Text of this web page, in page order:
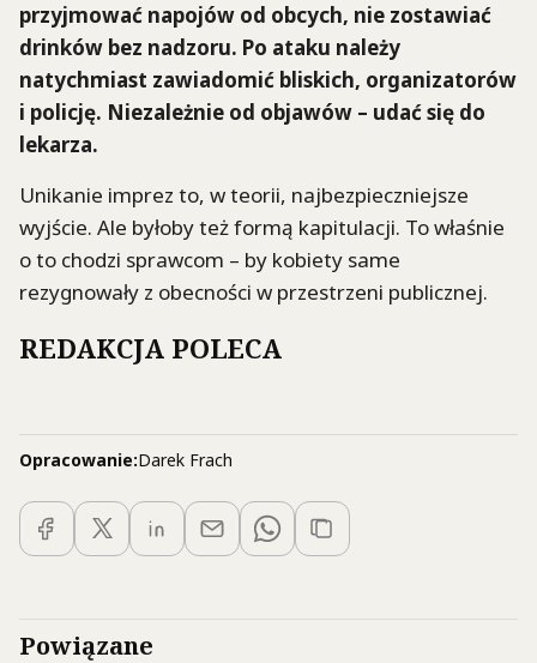
przyjmować napojów od obcych, nie zostawiać
drinków bez nadzoru. Po ataku należy
natychmiast zawiadomić bliskich, organizatorów
i policję. Niezależnie od objawów – udać się do
lekarza.
Unikanie imprez to, w teorii, najbezpieczniejsze
wyjście. Ale byłoby też formą kapitulacji. To właśnie
o to chodzi sprawcom – by kobiety same
rezygnowały z obecności w przestrzeni publicznej.
REDAKCJA POLECA
Opracowanie:Darek Frach
Powiązane